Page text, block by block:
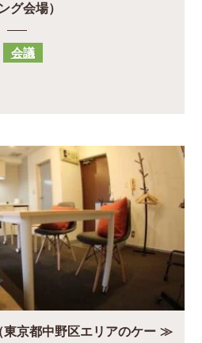
グ会場）
会議
京都中野区エリアのケー